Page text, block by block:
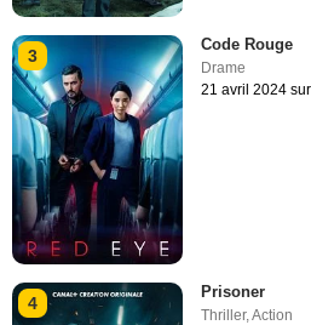
3
Code Rouge
Drame
21 avril 2024
4
Prisoner
Thriller,Action